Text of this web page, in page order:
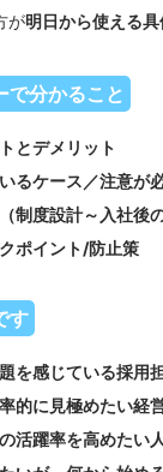
が明日から使える
分かること
とデメリット
るケース／注意が
制度設計～入社後
ポイント/防止策
す
を感じている採用
的に見極めたい経
活躍率を高めたい